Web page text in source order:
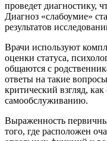
проведет диагностику,
Диагноз «слабоумие»
результатов
Врачи используют
оценки статуса,
общаются с
ответы на такие
критический взгляд,
самообслуживанию.
Выраженность
того, где расположен